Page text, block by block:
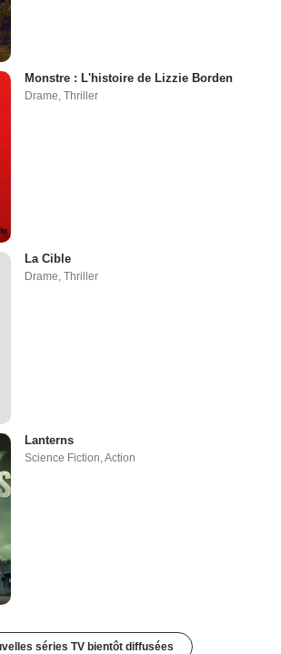
Monstre : L'histoire de Lizzie Borden
Drame,Thriller
La Cible
Drame,Thriller
Lanterns
Science Fiction ,Action
séries TV bientôt diffusées